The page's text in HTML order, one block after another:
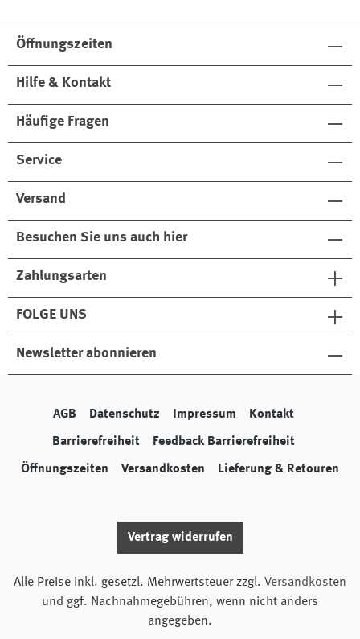
Öffnungszeiten
Hilfe & Kontakt
Häufige Fragen
Service
Versand
Besuchen Sie uns auch hier
Zahlungsarten
FOLGE UNS
Newsletter abonnieren
AGB Datenschutz Impressum Kontakt
Barrierefreiheit Feedback Barrierefreiheit
Öffnungszeiten Versandkosten Lieferung & Retouren
Vertrag widerrufen
Alle Preise inkl. gesetzl. Mehrwertsteuer zzgl. Versandkosten
und ggf. Nachnahmegebühren, wenn nicht anders
angegeben.